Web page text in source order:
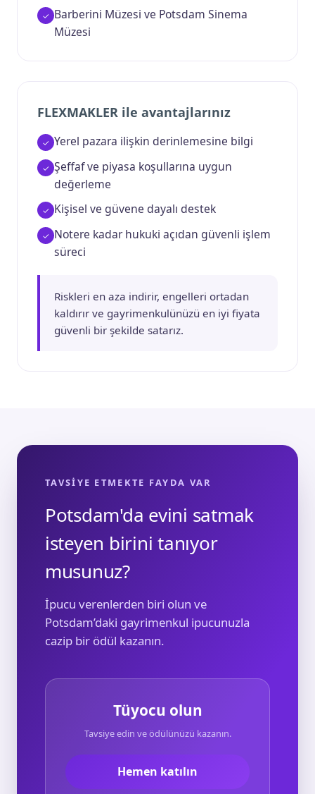
Barberini Müzesi ve Potsdam Sinema
Müzesi
FLEXMAKLER ile avantajlarınız
Yerel pazara ilişkin derinlemesine bilgi
Şeffaf ve piyasa koşullarına uygun
değerleme
Kişisel ve güvene dayalı destek
Notere kadar hukuki açıdan güvenli işlem
süreci
Riskleri en aza indirir, engelleri ortadan
kaldırır ve gayrimenkulünüzü en iyi fiyata
güvenli bir şekilde satarız.
TAVSIYE ETMEKTE FAYDA VAR
Potsdam'da evini satmak
isteyen birini tanıyor
musunuz?
İpucu verenlerden biri olun ve
Potsdam’daki gayrimenkul ipucunuzla
cazip bir ödül kazanın.
Tüyocu olun
Tavsiye edin ve ödülünüzü kazanın.
Hemen katılın